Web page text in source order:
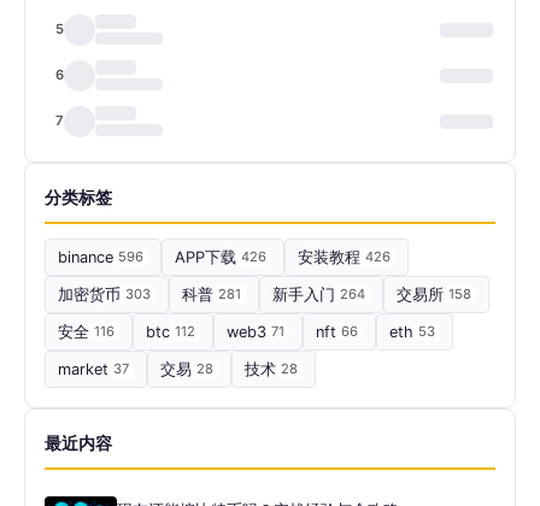
5
6
7
分类标签
binance 596 APP下载 426 安装教程 426
加密货币 303 科普 281 新手入门 264 交易所 158
安全 116 btc 112 web3 71 nft 66 eth 53
market 37 交易 28 技术 28
最近内容